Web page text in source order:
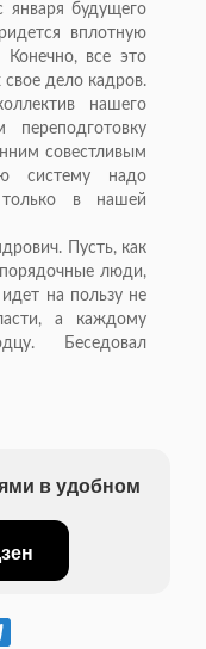
января будущего
вплотную
Конечно, все это
дело кадров.
нашего
переподготовку
совестливым
систему надо
только в нашей
Пусть, как
люди,
на пользу не
а каждому
Беседовал
в удобном